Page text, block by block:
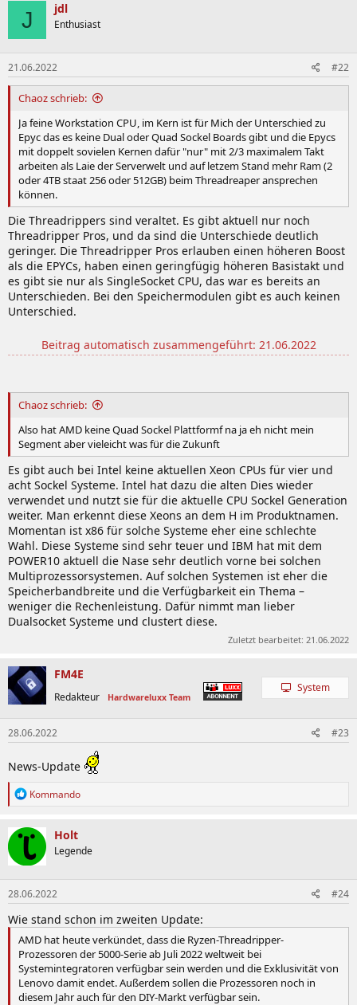
J jdl
Enthusiast
21.06.2022 #22
Chaoz schrieb:
Ja feine Workstation CPU, im Kern ist für Mich der Unterschied zu
Epyc das es keine Dual oder Quad Sockel Boards gibt und die Epycs
mit doppelt sovielen Kernen dafür "nur" mit 2/3 maximalem Takt
arbeiten als Laie der Serverwelt und auf letzem Stand mehr Ram (2
oder 4TB staat 256 oder 512GB) beim Threadreaper ansprechen
können.
Die Threadrippers sind veraltet. Es gibt aktuell nur noch
Threadripper Pros, und da sind die Unterschiede deutlich
geringer. Die Threadripper Pros erlauben einen höheren Boost
als die EPYCs, haben einen geringfügig höheren Basistakt und
es gibt sie nur als SingleSocket CPU, das war es bereits an
Unterschieden. Bei den Speichermodulen gibt es auch keinen
Unterschied.
Beitrag automatisch zusammengeführt: 21.06.2022
Chaoz schrieb:
Also hat AMD keine Quad Sockel Plattformf na ja eh nicht mein
Segment aber vieleicht was für die Zukunft
Es gibt auch bei Intel keine aktuellen Xeon CPUs für vier und
acht Sockel Systeme. Intel hat dazu die alten Dies wieder
verwendet und nutzt sie für die aktuelle CPU Sockel Generation
weiter. Man erkennt diese Xeons an dem H im Produktnamen.
Momentan ist x86 für solche Systeme eher eine schlechte
Wahl. Diese Systeme sind sehr teuer und IBM hat mit dem
POWER10 aktuell die Nase sehr deutlich vorne bei solchen
Multiprozessorsystemen. Auf solchen Systemen ist eher die
Speicherbandbreite und die Verfügbarkeit ein Thema –
weniger die Rechenleistung. Dafür nimmt man lieber
Dualsocket Systeme und clustert diese.
Zuletzt bearbeitet: 21.06.2022
FM4E
Redakteur Hardwareluxx Team
System
28.06.2022 #23
News-Update
R
k
t
i
o
n
e
n
Kommando
Holt
Legende
28.06.2022 #24
Wie stand schon im zweiten Update:
AMD hat heute verkündet, dass die Ryzen-Threadripper-
Prozessoren der 5000-Serie ab Juli 2022 weltweit bei
Systemintegratoren verfügbar sein werden und die Exklusivität von
Lenovo damit endet. Außerdem sollen die Prozessoren noch in
diesem Jahr auch für den DIY-Markt verfügbar sein.